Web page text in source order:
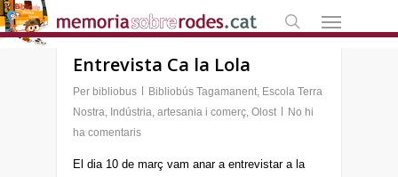
Skip
to
search
Menú
Entrevista Ca la Lola
Per bibliobus Bibliobús Tagamanent, Escola Terra
Nostra, Indústria, artesania i comerç, Olost
No hi
ha comentaris
El dia 10 de març vam anar a entrevistar a la